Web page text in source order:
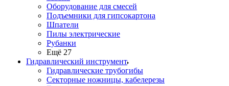
Оборудование для смесей
Подъемники для гипсокартона
Шпатели
Пилы электрические
Рубанки
Ещё 27
Гидравлический инструмент
Гидравлические трубогибы
Секторные ножницы, кабелерезы